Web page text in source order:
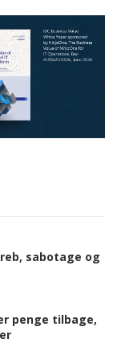
sabotage og
penge tilbage,